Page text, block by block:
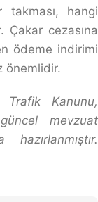
takması, hangi
Çakar cezasına
ödeme indirimi
önemlidir.
Trafik Kanunu,
mevzuat